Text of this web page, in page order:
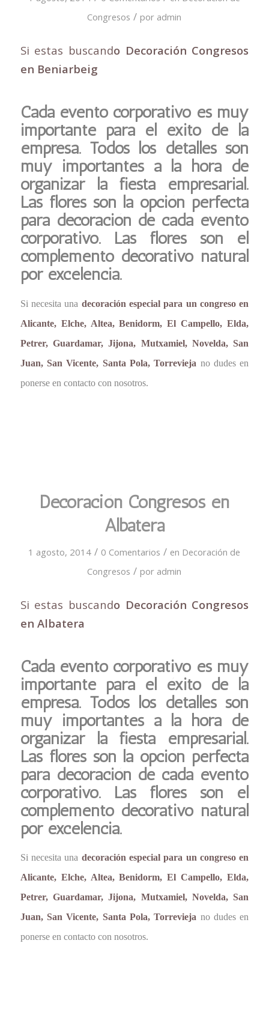
Congresos / por admin
Si estas buscando Decoración Congresos
en Beniarbeig
Cada evento corporativo es muy
importante para el éxito de la
empresa. Todos los detalles son
muy importantes a la hora de
organizar la fiesta empresarial.
Las flores son la opción perfecta
para decoración de cada evento
corporativo. Las flores son el
complemento decorativo natural
por excelencia.
Si necesita una decoración especial para un congreso en
Alicante, Elche, Altea, Benidorm, El Campello, Elda,
Petrer, Guardamar, Jijona, Mutxamiel, Novelda, San
Juan, San Vicente, Santa Pola, Torrevieja no dudes en
ponerse en contacto con nosotros.
Decoración Congresos en
Albatera
1 agosto, 2014 / 0 Comentarios / en Decoración de
Congresos / por admin
Si estas buscando Decoración Congresos
en Albatera
Cada evento corporativo es muy
importante para el éxito de la
empresa. Todos los detalles son
muy importantes a la hora de
organizar la fiesta empresarial.
Las flores son la opción perfecta
para decoración de cada evento
corporativo. Las flores son el
complemento decorativo natural
por excelencia.
Si necesita una decoración especial para un congreso en
Alicante, Elche, Altea, Benidorm, El Campello, Elda,
Petrer, Guardamar, Jijona, Mutxamiel, Novelda, San
Juan, San Vicente, Santa Pola, Torrevieja no dudes en
ponerse en contacto con nosotros.